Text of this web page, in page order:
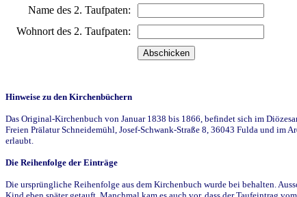
Name des 2. Taufpaten:
Wohnort des 2. Taufpaten:
Hinweise zu den Kirchenbüchern
Das Original-Kirchenbuch von Januar 1838 bis 1866, befindet sich im
Freien Prälatur Schneidemühl, Josef-Schwank-Straße 8, 36043 Fulda und im
erlaubt.
Die Reihenfolge der Einträge
Die ursprüngliche Reihenfolge aus dem Kirchenbuch wurde bei behalten.